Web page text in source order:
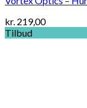
kr. 219,00
Tilbud